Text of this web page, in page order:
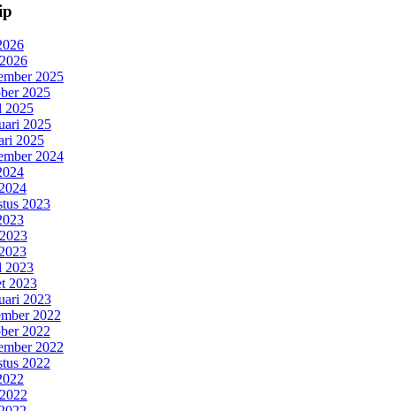
2025
2025
2025
2025
2025
2024
2023
2023
2023
2023
2022
2022
2022
2022